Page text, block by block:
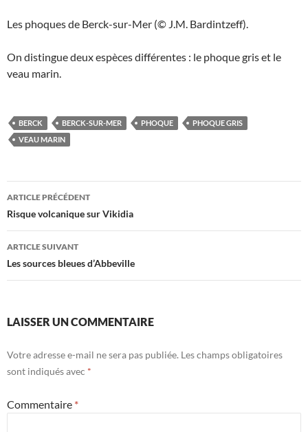
Les phoques de Berck-sur-Mer (© J.M. Bardintzeff).
On distingue deux espèces différentes : le phoque gris et le
veau marin.
BERCK BERCK-SUR-MER PHOQUE
PHOQUE GRIS
VEAU MARIN
Navigation
des
articles
ARTICLE PRÉCÉDENT
Risque volcanique sur Vikidia
ARTICLE SUIVANT
Les sources bleues d’Abbeville
LAISSER UN COMMENTAIRE
Votre adresse e-mail ne sera pas publiée. Les champs obligatoires
sont indiqués avec *
Commentaire *